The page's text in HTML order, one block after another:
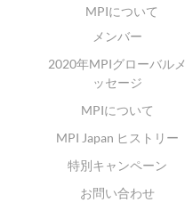
MPIについて
メンバー
2020年MPIグローバルメ
ッセージ
MPIについて
MPI Japan ヒストリー
特別キャンペーン
お問い合わせ